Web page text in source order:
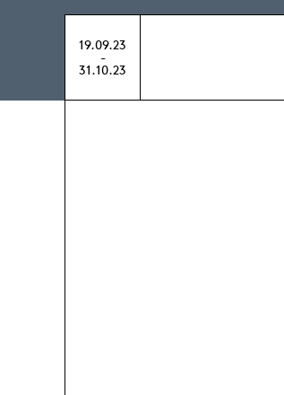
19.09.23
-
31.10.23